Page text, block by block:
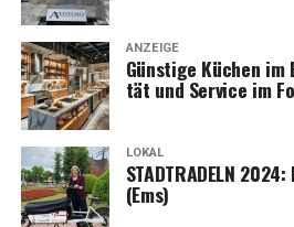
ANZEIGE
Güns­ti­ge Küchen
tät und Ser­vice im
LOKAL
STADTRADELN
(Ems)